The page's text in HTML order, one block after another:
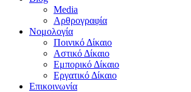
Media
Αρθρογραφία
Νομολογία
Ποινικό Δίκαιο
Αστικό Δίκαιο
Εμπορικό Δίκαιο
Εργατικό Δίκαιο
Επικοινωνία